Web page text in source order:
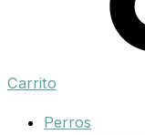
Carrito
Perros